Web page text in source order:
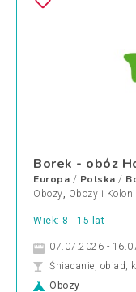
Borek - obóz
Europa / Polska /
Obozy, Obozy i
Wiek: 8 - 15 lat
07.07.2026 -
Śniadanie, obiad,
Obozy